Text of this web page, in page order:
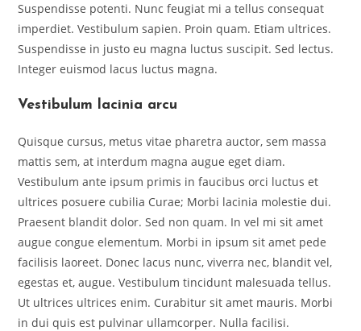
Suspendisse potenti. Nunc feugiat mi a tellus consequat
imperdiet. Vestibulum sapien. Proin quam. Etiam ultrices.
Suspendisse in justo eu magna luctus suscipit. Sed lectus.
Integer euismod lacus luctus magna.
Vestibulum lacinia arcu
Quisque cursus, metus vitae pharetra auctor, sem massa
mattis sem, at interdum magna augue eget diam.
Vestibulum ante ipsum primis in faucibus orci luctus et
ultrices posuere cubilia Curae; Morbi lacinia molestie dui.
Praesent blandit dolor. Sed non quam. In vel mi sit amet
augue congue elementum. Morbi in ipsum sit amet pede
facilisis laoreet. Donec lacus nunc, viverra nec, blandit vel,
egestas et, augue. Vestibulum tincidunt malesuada tellus.
Ut ultrices ultrices enim. Curabitur sit amet mauris. Morbi
in dui quis est pulvinar ullamcorper. Nulla facilisi.